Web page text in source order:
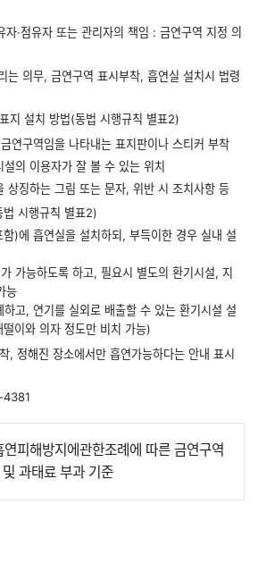
자·점유자 또는 관리자의 책임 : 금연구역 지정 의
는 의무, 금연구역 표시부착, 흡연실 설치시 법령
지 설치 방법(동법 시행규칙 별표2)
연구역임을 나타내는 표지판이나 스티커 부착
의 이용자가 잘 볼 수 있는 위치
상징하는 그림 또는 문자, 위반 시 조치사항 등
시행규칙 별표2)
)에 흡연실을 설치하되, 부득이한 경우 실내 설
가능하도록 하고, 필요시 별도의 환기시설, 지
능
고, 연기를 실외로 배출할 수 있는 환기시설 설
이와 의자 정도만 비치 가능)
, 정해진 장소에서만 흡연가능하다는 안내 표시
피해방지에관한조례에 따른 금연구역
및 과태료 부과 기준